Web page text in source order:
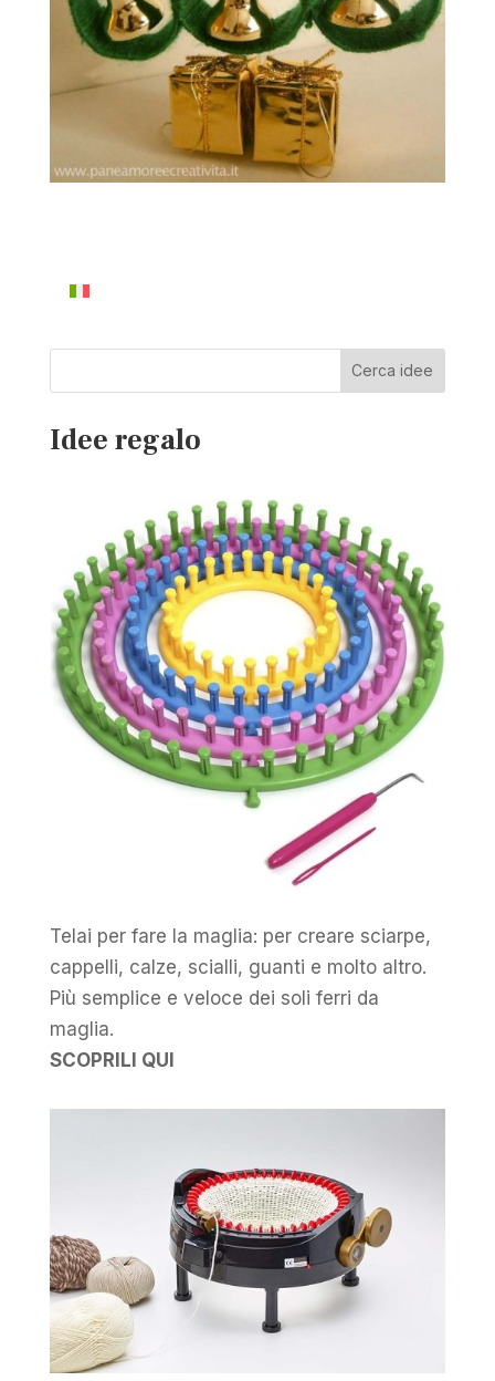
Cerca idee
Idee regalo
Telai per fare la maglia: per creare sciarpe,
cappelli, calze, scialli, guanti e molto altro.
Più semplice e veloce dei soli ferri da
maglia.
SCOPRILI QUI